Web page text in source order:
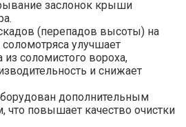
заслонок крыши
(перепадов высоты) на
улучшает
соломистого вороха,
и снижает
дополнительным
что повышает качество очистки